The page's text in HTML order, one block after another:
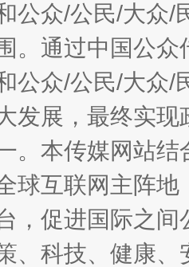
公众/公民/大众
。通过中国公
公众/公民/大众
发展，最终实
。本传媒网站
球互联网主阵
，促进国际之
、科技、健康